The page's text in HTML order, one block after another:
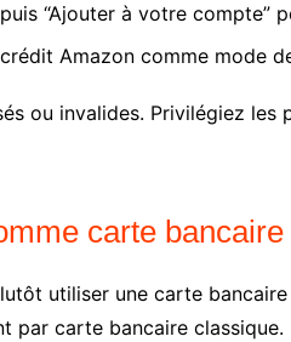
“Ajouter à votre compte”
Amazon comme mode
ou invalides. Privilégiez les
carte bancaire
utiliser une carte
par carte bancaire classique.